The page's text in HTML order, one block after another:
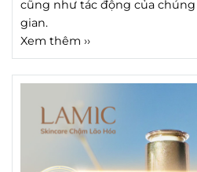
cũng như tác động của
gian.
Xem thêm ››